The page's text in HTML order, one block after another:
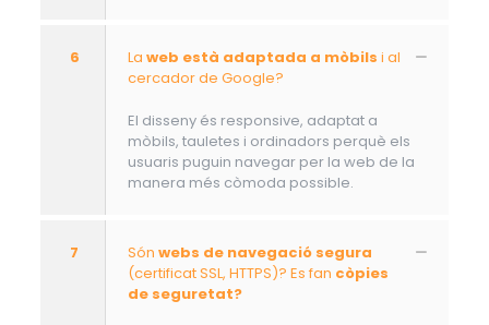
6 La web està adaptada a mòbils i al
cercador de Google?
El disseny és responsive, adaptat a
mòbils, tauletes i ordinadors perquè els
usuaris puguin navegar per la web de la
manera més còmoda possible.
7 Són webs de navegació segura
(certificat SSL, HTTPS)? Es fan còpies
de seguretat?